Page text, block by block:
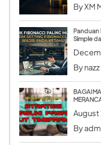
ByXM
Panduan
Simple
Bynazz
By